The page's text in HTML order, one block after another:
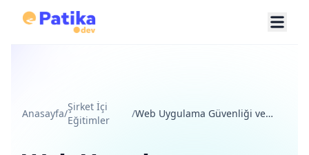
Anasayfa/
Şirket İçi
Eğitimler
/Web Uygulama Güvenliği ve